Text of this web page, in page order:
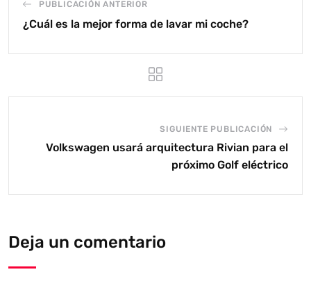
PUBLICACIÓN ANTERIOR
¿Cuál es la mejor forma de lavar mi coche?
SIGUIENTE PUBLICACIÓN
Volkswagen usará arquitectura Rivian para el
próximo Golf eléctrico
Deja un comentario